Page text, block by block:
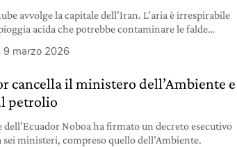
avvolge la capitale dell’Iran. L’aria è irrespirabile
acida che potrebbe contaminare le falde
9 marzo 2026
cancella il ministero dell’Ambiente e
petrolio
dell’Ecuador Noboa ha firmato un decreto esecutivo
sei ministeri, compreso quello dell’Ambiente.